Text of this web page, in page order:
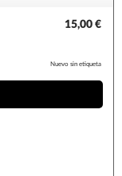
15,00 €
Nuevo sin etiqueta